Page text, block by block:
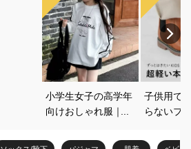
小学生女子の高学年
向けおしゃれ服｜ト
着のおすすめを教え
子供用で
らないブ
を教えて